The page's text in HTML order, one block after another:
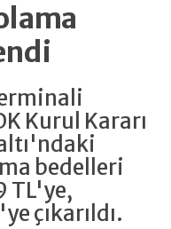
Kurul Kararı
bedelleri
TL'ye,
çıkarıldı.